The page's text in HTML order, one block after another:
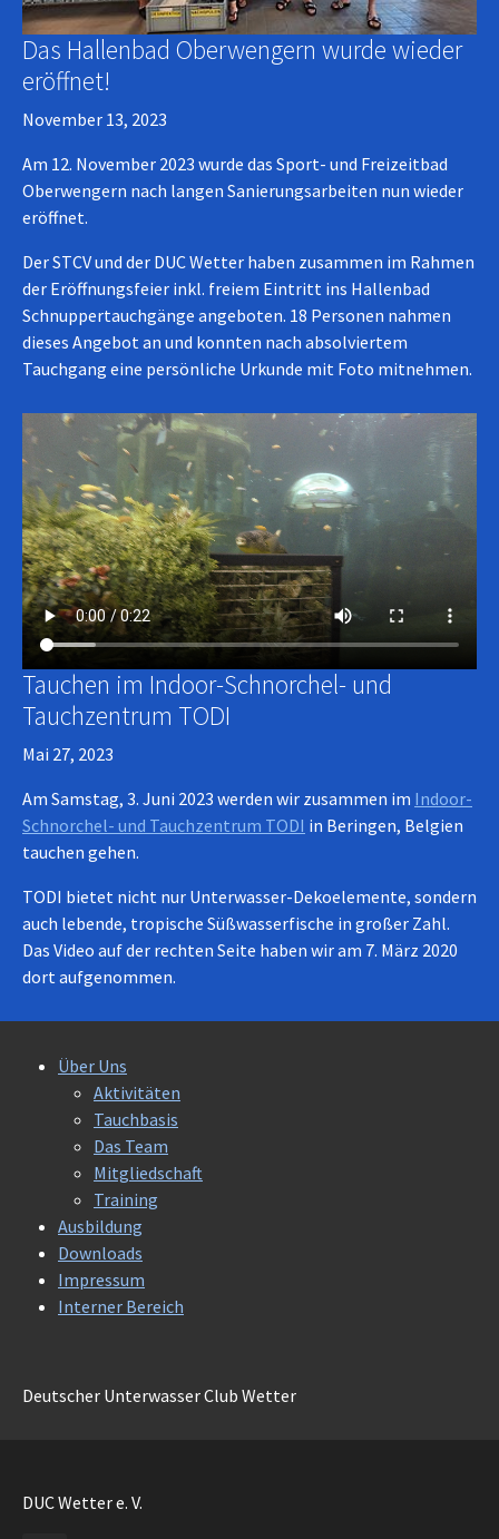
Das Hallenbad Oberwengern wurde wieder
eröffnet!
November 13, 2023
Am 12. November 2023 wurde das Sport- und Freizeitbad
Oberwengern nach langen Sanierungsarbeiten nun wieder
eröffnet.
Der STCV und der DUC Wetter haben zusammen im Rahmen
der Eröffnungsfeier inkl. freiem Eintritt ins Hallenbad
Schnuppertauchgänge angeboten. 18 Personen nahmen
dieses Angebot an und konnten nach absolviertem
Tauchgang eine persönliche Urkunde mit Foto mitnehmen.
Tauchen im Indoor-Schnorchel- und
Tauchzentrum TODI
Mai 27, 2023
Am Samstag, 3. Juni 2023 werden wir zusammen im Indoor-
Schnorchel- und Tauchzentrum TODI in Beringen, Belgien
tauchen gehen.
TODI bietet nicht nur Unterwasser-Dekoelemente, sondern
auch lebende, tropische Süßwasserfische in großer Zahl.
Das Video auf der rechten Seite haben wir am 7. März 2020
dort aufgenommen.
Über Uns
Aktivitäten
Tauchbasis
Das Team
Mitgliedschaft
Training
Ausbildung
Downloads
Impressum
Interner Bereich
Deutscher Unterwasser Club Wetter
DUC Wetter e. V.